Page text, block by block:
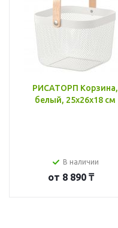
РИСАТОРП Корзина,
белый, 25x26x18 см
В наличии
от 8 890 ₸